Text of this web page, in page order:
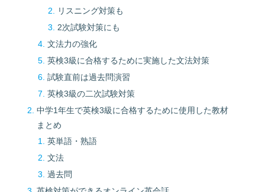
リスニング対策も
2次試験対策にも
文法力の強化
英検3級に合格するために実施した文法対策
試験直前は過去問演習
英検3級の二次試験対策
中学1年生で英検3級に合格するために使用した教材
まとめ
英単語・熟語
文法
過去問